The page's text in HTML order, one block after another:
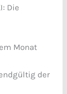
Die
Monat
der